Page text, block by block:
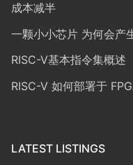
成本减半
一颗小小芯片 为何会产
RISC-V基本指令集概述
RISC-V 如何部署于
LATEST LISTINGS